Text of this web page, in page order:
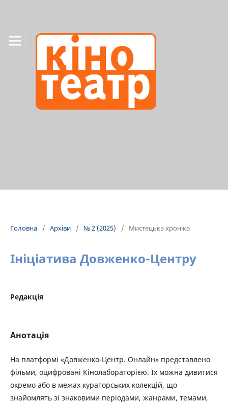
Головна / Архіви / № 2 (2025) / Мистецька хроніка
Ініціатива Довженко-Центру
Редакція
Анотація
На платформі «Довженко-Центр. Онлайн» представлено
фільми, оцифровані Кінолабораторією. Їх можна дивитися
окремо або в межах кураторських колекцій, що
знайомлять зі знаковими періодами, жанрами, темами,